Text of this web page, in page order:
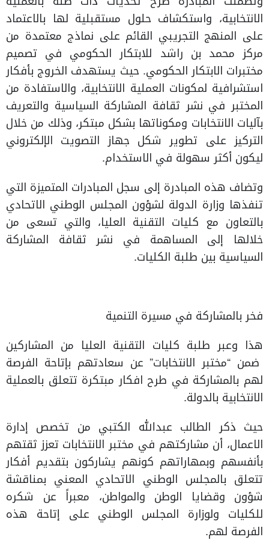
الانتخابية، واستكشاف حلول مستقبلية لها بالاعتماد
على المنهج التجريبي القائم على نماذج معتمدة من
مركز محمد بن راشد للابتكار الحكومي في تصميم
مختبرات الابتكار الحكومي. حيث يستهدف الخروج بأفكار
استشرافية لمكونات العملية الانتخابية، والاستفادة من
المختبر في نشر ثقافة المشاركة السياسية والتعريف
بآليات الانتخابات ومكوناتها بشكل مبتكر، وذلك من خلال
التركيز على تطوير شكل جهاز التصويت الإلكتروني
ليكون أكثر سهولة في الاستخدام.
وتضاف هذه المبادرة إلى سجل المبادرات المتميزة التي
تنفذها وزارة الدولة لشؤون المجلس الوطني الاتحادي
بالتعاون مع كليات التقنية العليا، والتي تسعى من
خلالها إلى المساهمة في نشر ثقافة المشاركة
السياسية بين طلبة الكليات.
فخر بالمشاركة في مسيرة التنمية
هذا وعبر طلبة كليات التقنية العليا من المشاركين
ضمن “مختبر الانتخابات” عن سعادتهم بإتاحة الفرصة
لهم بالمشاركة في طرح افكار مبتكرة تتعلق بالعملية
الانتخابية بالدولة.
حيث ذكر الطالب عبدالله الكتبي من تخصص إدارة
الاعمال، أن مشاركتهم في مختبر الانتخابات تعزز ثقتهم
بأنفسهم وبمهاراتهم كونهم يشاركون بتقديم أفكار
تتعلق بالمجلس الوطني الاتحادي المعني بمناقشة
شؤون وقضايا الوطن والمواطن، معبراً عن شكره
للكليات ولوزارة المجلس الوطني على إتاحة هذه
الفرصة لهم.